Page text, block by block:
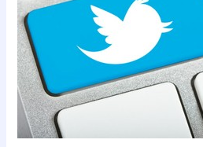
privacidad
de
sus
usuarios